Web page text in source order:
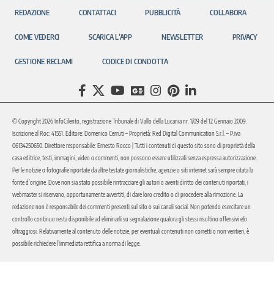
REDAZIONE CONTATTACI PUBBLICITÀ COLLABORA
COME VEDERCI SCARICA L’APP NEWSLETTER PRIVACY
GESTIONE RECLAMI CODICE DI CONDOTTA
© Copyright 2026 InfoCilento, registrazione Tribunale di Vallo della Lucania nr. 1/09 del 12 Gennaio 2009.
Iscrizione al Roc: 41551. Editore: Domenico Cerruti – Proprietà: Red Digital Communication S.r.l. – P.iva
06134250650. Direttore responsabile: Ernesto Rocco | Tutti i contenuti di questo sito sono di proprietà della
casa editrice, testi, immagini, video o commenti, non possono essere utilizzati senza espressa autorizzazione.
Per le notizie o fotografie riportate da altre testate giornalistiche, agenzie o siti internet sarà sempre citata la
fonte d’origine. Dove non sia stato possibile rintracciare gli autori o aventi diritto dei contenuti riportati, i
webmaster si riservano, opportunamente avvertiti, di dare loro credito o di procedere alla rimozione. La
redazione non è responsabile dei commenti presenti sul sito o sui canali social. Non potendo esercitare un
controllo continuo resta disponibile ad eliminarli su segnalazione qualora gli stessi risultino offensivi e/o
oltraggiosi. Relativamente al contenuto delle notizie, per eventuali contenuti non corretti o non veritieri, è
possibile richiedere l’immediata rettifica a norma di legge.